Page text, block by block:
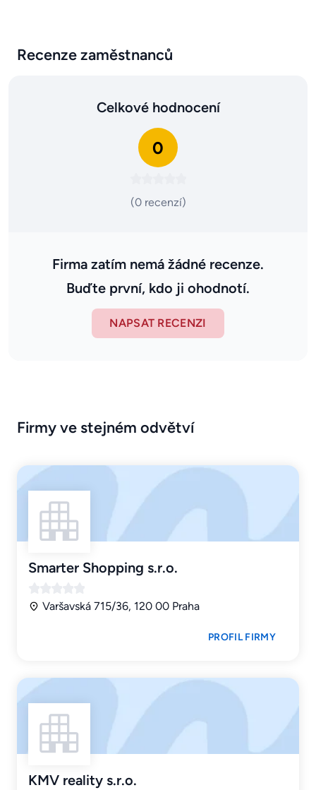
Recenze zaměstnanců
Celkové hodnocení
0
(0 recenzí)
Firma zatím nemá žádné recenze.
Buďte první, kdo ji ohodnotí.
NAPSAT RECENZI
Firmy ve stejném odvětví
Smarter Shopping s.r.o.
Varšavská 715/36, 120 00 Praha
PROFIL FIRMY
KMV reality s.r.o.